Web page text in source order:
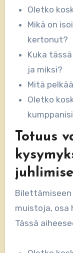
Oletko
Mikä on
kertonut?
Kuka
ja miksi?
Mitä
Oletko
Totuus
muistoja, osa
Tässä